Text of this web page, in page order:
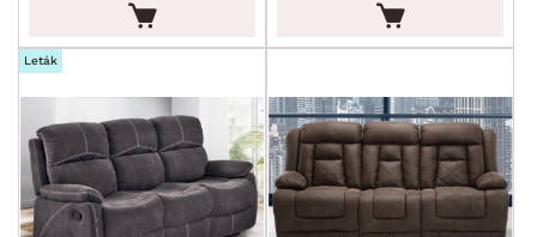
max.
ZNAČKA
SKLADOVOSŤ
Leták